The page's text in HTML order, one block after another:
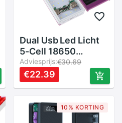
Dual Usb Led Licht
5-Cell 18650
Battery Charger Box
Solar Power Bank
Diy Case Kit
Adviesprijs:€30.69
€22.39
10% KORTING